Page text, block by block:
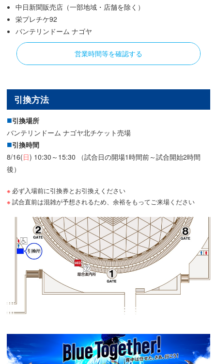
中日新聞販売店（一部地域・店舗を除く）
栄プレチケ92
バンテリンドーム ナゴヤ
営業時間等を確認する
引換方法
引換場所
バンテリンドーム ナゴヤ北チケット売場
引換時間
8/16(日) 10:30～15:30 （試合日の開場1時間前～試合開始2時間
後）
必ず入場前に引換券とお引換えください
試合直前は混雑が予想されるため、余裕をもってご来場ください